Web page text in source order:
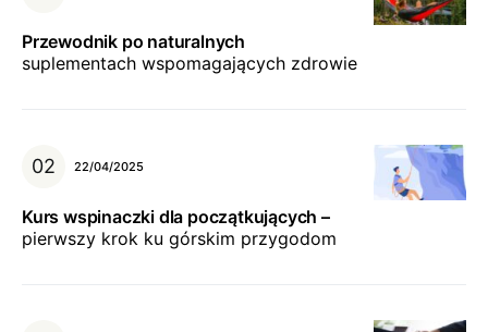
Przewodnik po naturalnych
suplementach wspomagających zdrowie
22/04/2025
Kurs wspinaczki dla początkujących –
pierwszy krok ku górskim przygodom